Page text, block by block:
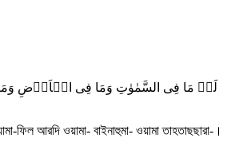
لَہٗ مَا فِی السَّمٰوٰتِ وَمَا فِی الۡاَرۡضِ
ফিল আরদি ওয়ামা- বাইনাহুমা- ওয়ামা তাহতাছছারা-।